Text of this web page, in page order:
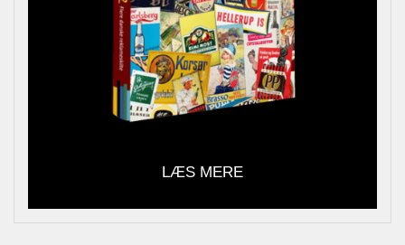
LÆS MERE